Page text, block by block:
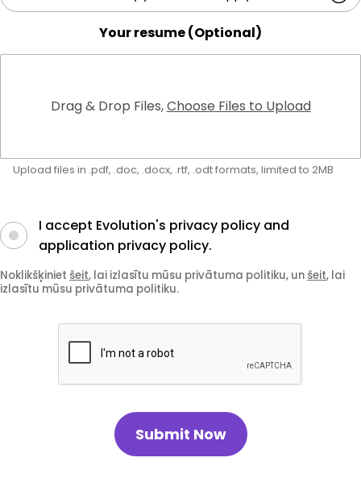
Your resume (Optional)
Drag & Drop Files,Choose Files to Upload
Upload files in .pdf, .doc, .docx, .rtf, .odt formats, limited to 2MB
I accept Evolution's privacy policy and
application privacy policy.
Noklikšķiniet šeit, lai izlasītu mūsu privātuma politiku, un šeit, lai
izlasītu mūsu privātuma politiku.
Submit Now